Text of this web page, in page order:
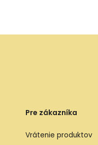
Pre zákazníka
Vrátenie produktov